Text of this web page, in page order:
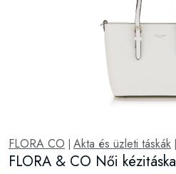
FLORA CO |Akta és üzleti táskák|